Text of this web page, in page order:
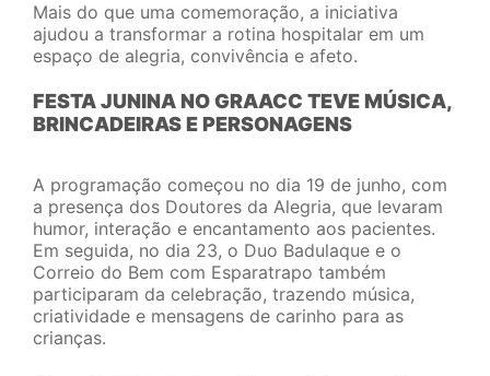
Mais do que uma comemoração, a iniciativa
ajudou a transformar a rotina hospitalar em um
espaço de alegria, convivência e afeto.
FESTA JUNINA NO GRAACC TEVE MÚSICA,
BRINCADEIRAS E PERSONAGENS
A programação começou no dia 19 de junho, com
a presença dos Doutores da Alegria, que levaram
humor, interação e encantamento aos pacientes.
Em seguida, no dia 23, o Duo Badulaque e o
Correio do Bem com Esparatrapo também
participaram da celebração, trazendo música,
criatividade e mensagens de carinho para as
crianças.